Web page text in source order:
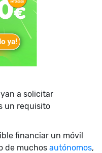
a solicitar
un requisito
financiar un móvil
de muchos autónomos,